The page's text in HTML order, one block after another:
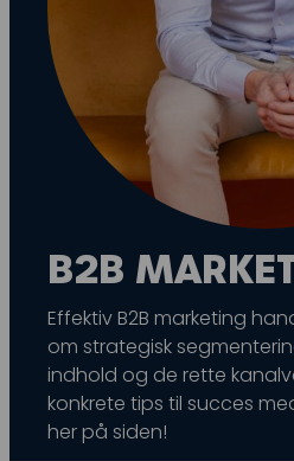
Snapchat annoncering
LinkedIn annoncering
Pinterest annoncering
TikTok annoncering
PAID SEARCH
Google Ads
Display annoncering
YouTube annoncering
Google shopping
Bing Ads
B2B
Effektiv B2B marketing
om strategisk
indhold og de rette
konkrete tips til succes
her på siden!